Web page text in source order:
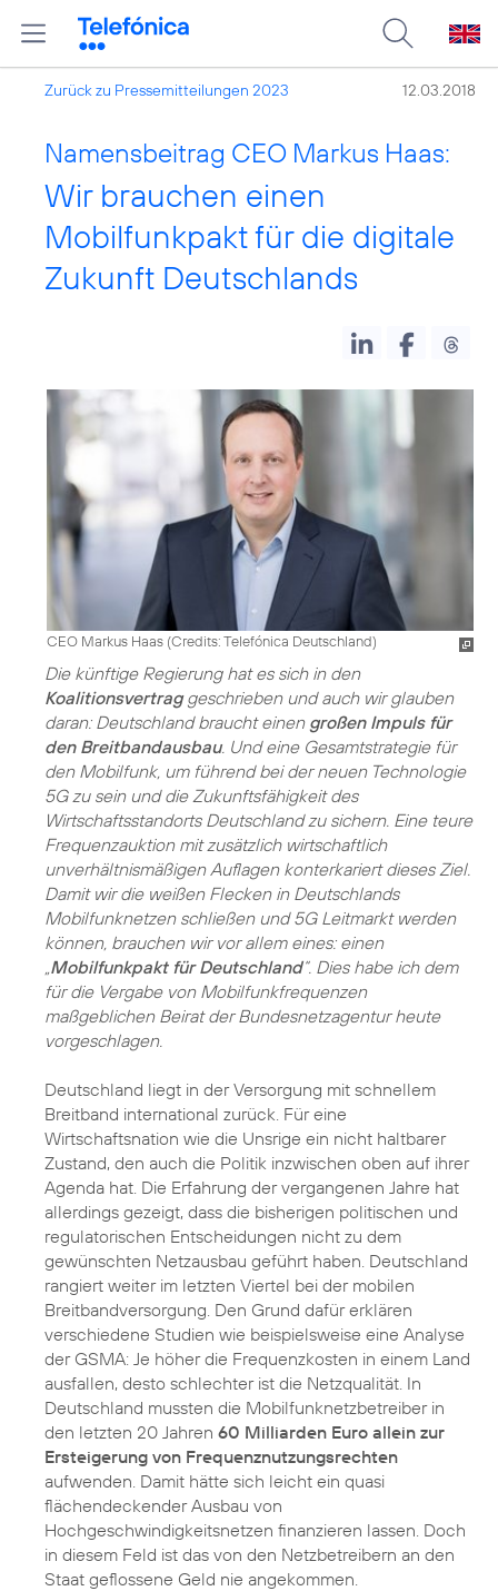
Zurück zu Pressemitteilungen 2023 12.03.2018
Namensbeitrag CEO Markus Haas:
Wir brauchen einen
Mobilfunkpakt für die digitale
Zukunft Deutschlands
CEO Markus Haas (Credits: Telefónica Deutschland)
Die künftige Regierung hat es sich in den
Koalitionsvertraggeschrieben und auch wir glauben
daran: Deutschland braucht einen großen Impuls für
den Breitbandausbau. Und eine Gesamtstrategie für
den Mobilfunk, um führend bei der neuen Technologie
5G zu sein und die Zukunftsfähigkeit des
Wirtschaftsstandorts Deutschland zu sichern. Eine teure
Frequenzauktion mit zusätzlich wirtschaftlich
unverhältnismäßigen Auflagen konterkariert dieses Ziel.
Damit wir die weißen Flecken in Deutschlands
Mobilfunknetzen schließen und 5G Leitmarkt werden
können, brauchen wir vor allem eines: einen
Mobilfunkpakt für Deutschland“. Dies habe ich dem
für die Vergabe von Mobilfunkfrequenzen
maßgeblichen Beirat der Bundesnetzagentur heute
vorgeschlagen.
Deutschland liegt in der Versorgung mit schnellem
Breitband international zurück. Für eine
Wirtschaftsnation wie die Unsrige ein nicht haltbarer
Zustand, den auch die Politik inzwischen oben auf ihrer
Agenda hat. Die Erfahrung der vergangenen Jahre hat
allerdings gezeigt, dass die bisherigen politischen und
regulatorischen Entscheidungen nicht zu dem
gewünschten Netzausbau geführt haben. Deutschland
rangiert weiter im letzten Viertel bei der mobilen
Breitbandversorgung. Den Grund dafür erklären
verschiedene Studien wie beispielsweise eine Analyse
der GSMA: Je höher die Frequenzkosten in einem Land
ausfallen, desto schlechter ist die Netzqualität. In
Deutschland mussten die Mobilfunknetzbetreiber in
den letzten 20 Jahren 60 Milliarden Euro allein zur
Ersteigerung von Frequenznutzungsrechten
aufwenden. Damit hätte sich leicht ein quasi
flächendeckender Ausbau von
Hochgeschwindigkeitsnetzen finanzieren lassen. Doch
in diesem Feld ist das von den Netzbetreibern an den
Staat geflossene Geld nie angekommen.